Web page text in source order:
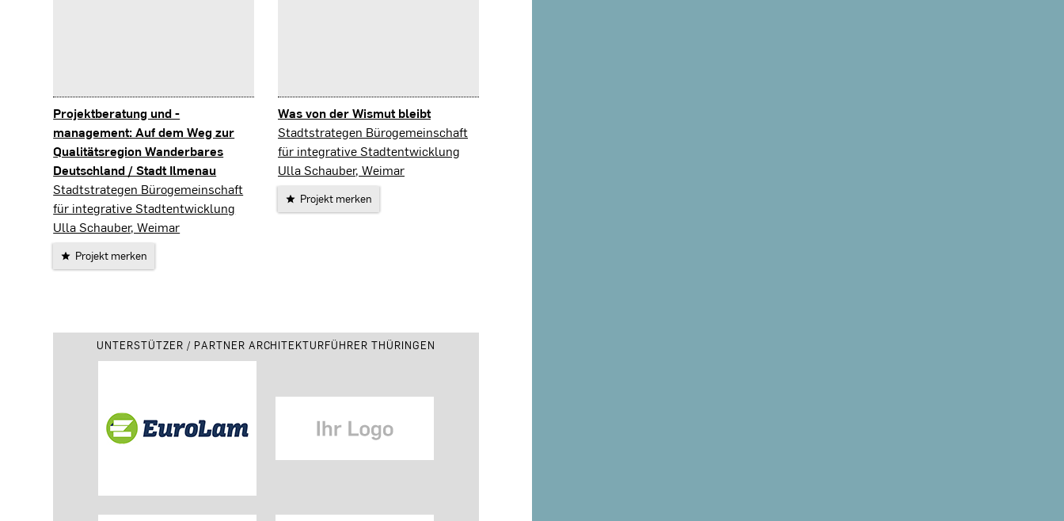
Projektberatung und -
management: Auf dem Weg zur
Qualitätsregion Wanderbares
Deutschland / Stadt Ilmenau
Ilmenau
Stadtstrategen Bürogemeinschaft
für integrative Stadtentwicklung
Ulla Schauber, Weimar
Projekt merken
Was von der Wismut bleibt
Gera
Stadtstrategen Bürogemeinschaft
für integrative Stadtentwicklung
Ulla Schauber, Weimar
Projekt merken
UNTERSTÜTZER / PARTNER ARCHITEKTURFÜHRER THÜRINGEN